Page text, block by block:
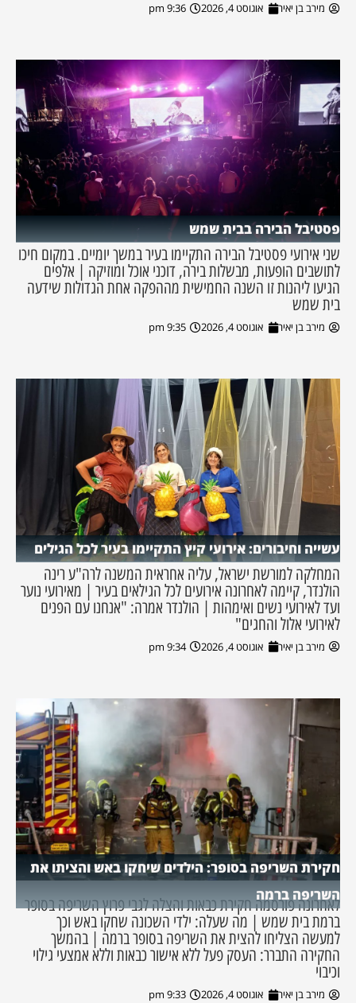
מירב בן יאיר אוגוסט 4, 2026 9:36 pm
פסטיבל הבירה בבית שמש
שני אירועי פסטיבל הבירה התקיימו בעיר במשך יומיים. במקום חיכו
לתושבים הופעות, מבשלות בירה, דוכני אוכל ומוזיקה | אלפים
הגיעו ליהנות זו השנה החמישית מההפקה אחת הגדולות שידעה
בית שמש
מירב בן יאיר אוגוסט 4, 2026 9:35 pm
עשייה וחיבורים: אירועי קיץ התקיימו בעיר לכל הגילים
המחלקה למורשת ישראל, עליה אחראית המשנה לרה"ע רינה
הולנדר, קיימה לאחרונה אירועים לכל הגילאים בעיר | מאירועי נוער
ועד לאירועי נשים ואימהות | הולנדר אמרה: "אנחנו עם הפנים
לאירועי אלול והחגים"
מירב בן יאיר אוגוסט 4, 2026 9:34 pm
חקירת השריפה בסופר: הילדים שיחקו באש והציתו את
השריפה ברמה
לאחרונה פורסמה חקירת כבאות והצלה לגבי פרוץ השריפה בסופר
ברמת בית שמש | מה שעלה: ילדי השכונה שחקו באש וכך
למעשה הצליחו להצית את השריפה בסופר ברמה | בהמשך
החקירה התברר: העסק פעל ללא אישור כבאות וללא אמצעי גילוי
וכיבוי
מירב בן יאיר אוגוסט 4, 2026 9:33 pm